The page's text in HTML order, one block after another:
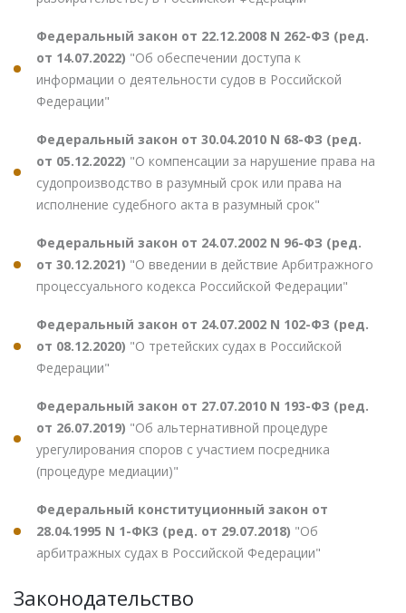
Федеральный закон от 22.12.2008 N 262-ФЗ (ред.
от 14.07.2022) "Об обеспечении доступа к
информации о деятельности судов в Российской
Федерации"
Федеральный закон от 30.04.2010 N 68-ФЗ (ред.
от 05.12.2022) "О компенсации за нарушение права на
судопроизводство в разумный срок или права на
исполнение судебного акта в разумный срок"
Федеральный закон от 24.07.2002 N 96-ФЗ (ред.
от 30.12.2021) "О введении в действие Арбитражного
процессуального кодекса Российской Федерации"
Федеральный закон от 24.07.2002 N 102-ФЗ (ред.
от 08.12.2020) "О третейских судах в Российской
Федерации"
Федеральный закон от 27.07.2010 N 193-ФЗ (ред.
от 26.07.2019) "Об альтернативной процедуре
урегулирования споров с участием посредника
(процедуре медиации)"
Федеральный конституционный закон от
28.04.1995 N 1-ФКЗ (ред. от 29.07.2018) "Об
арбитражных судах в Российской Федерации"
Законодательство